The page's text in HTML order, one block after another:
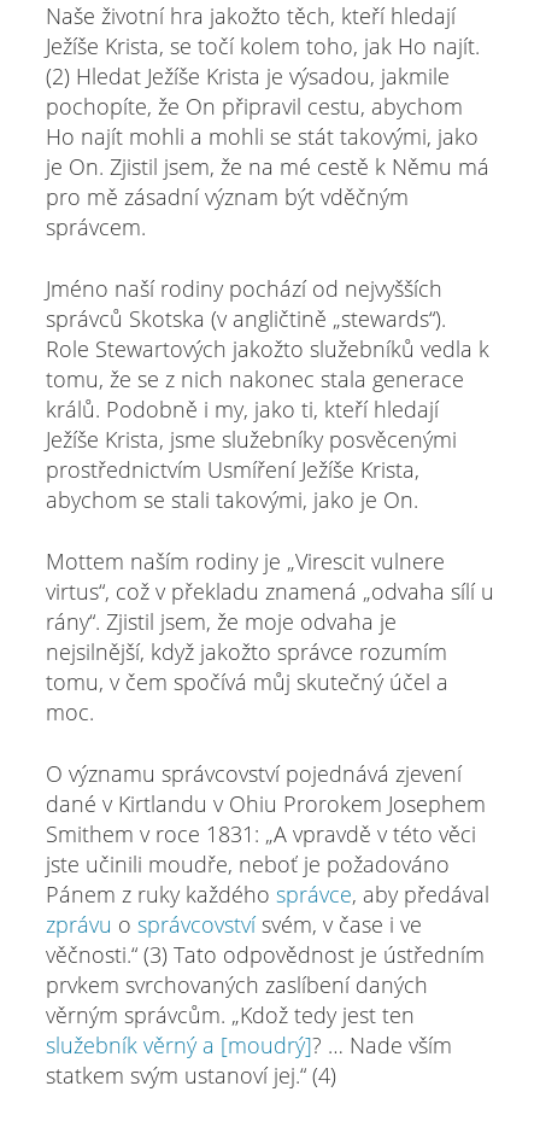
Naše životní hra jakožto těch, kteří hledají
Ježíše Krista, se točí kolem toho, jak Ho najít.
(2) Hledat Ježíše Krista je výsadou, jakmile
pochopíte, že On připravil cestu, abychom
Ho najít mohli a mohli se stát takovými, jako
je On. Zjistil jsem, že na mé cestě k Němu má
pro mě zásadní význam být vděčným
správcem.
Jméno naší rodiny pochází od nejvyšších
správců Skotska (v angličtině „stewards“).
Role Stewartových jakožto služebníků vedla k
tomu, že se z nich nakonec stala generace
králů. Podobně i my, jako ti, kteří hledají
Ježíše Krista, jsme služebníky posvěcenými
prostřednictvím Usmíření Ježíše Krista,
abychom se stali takovými, jako je On.
Mottem naším rodiny je „Virescit vulnere
virtus“, což v překladu znamená „odvaha sílí u
rány“. Zjistil jsem, že moje odvaha je
nejsilnější, když jakožto správce rozumím
tomu, v čem spočívá můj skutečný účel a
moc.
O významu správcovství pojednává zjevení
dané v Kirtlandu v Ohiu Prorokem Josephem
Smithem v roce 1831: „A vpravdě v této věci
jste učinili moudře, neboť je požadováno
Pánem z ruky každého správce, aby předával
zprávu o správcovstvísvém, v čase i ve
věčnosti.“ (3) Tato odpovědnost je ústředním
prvkem svrchovaných zaslíbení daných
věrným správcům. „Kdož tedy jest ten
služebník věrný a [moudrý]? … Nade vším
statkem svým ustanoví jej.“ (4)